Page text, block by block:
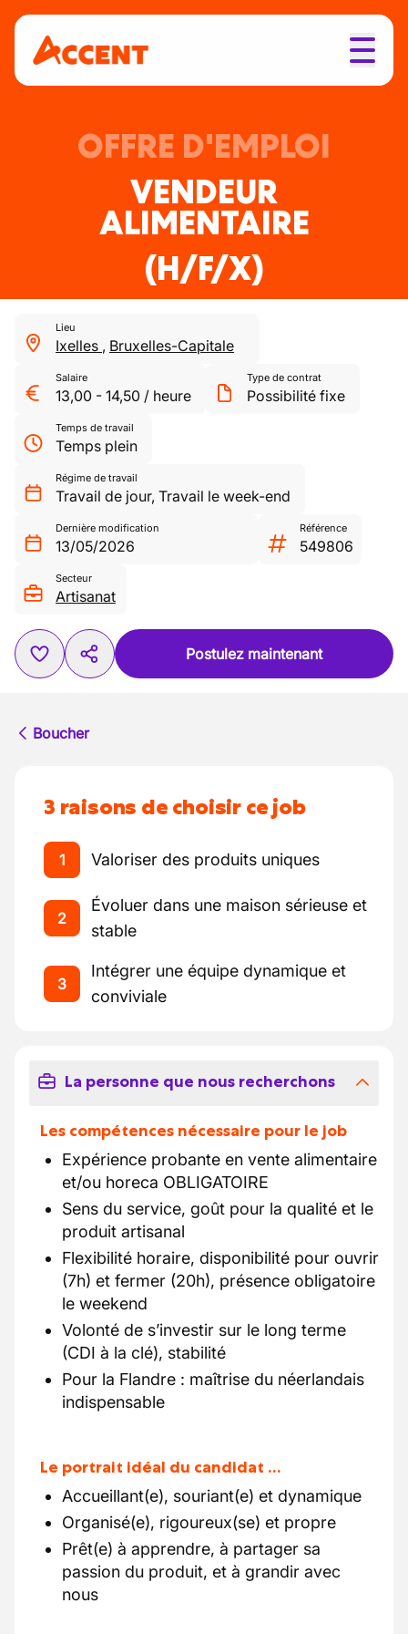
OFFRE D'EMPLOI
VENDEUR
ALIMENTAIRE
(H/F/X)
Lieu
Ixelles , Bruxelles-Capitale
Salaire
13,00 - 14,50 / heure
Type de contrat
Possibilité fixe
Temps de travail
Temps plein
Régime de travail
Travail de jour, Travail le week-end
Dernière modification
13/05/2026
Référence
549806
Secteur
Artisanat
Postulez maintenant
Boucher
3 raisons de choisir ce job
1 Valoriser des produits uniques
2
Évoluer dans une maison sérieuse et
stable
3
Intégrer une équipe dynamique et
conviviale
La personne que nous recherchons
Les compétences nécessaire pour le job
Expérience probante en vente alimentaire
et/ou horeca OBLIGATOIRE
Sens du service, goût pour la qualité et le
produit artisanal
Flexibilité horaire, disponibilité pour ouvrir
(7h) et fermer (20h), présence obligatoire
le weekend
Volonté de s’investir sur le long terme
(CDI à la clé), stabilité
Pour la Flandre : maîtrise du néerlandais
indispensable
Le portrait idéal du candidat …
Accueillant(e), souriant(e) et dynamique
Organisé(e), rigoureux(se) et propre
Prêt(e) à apprendre, à partager sa
passion du produit, et à grandir avec
nous